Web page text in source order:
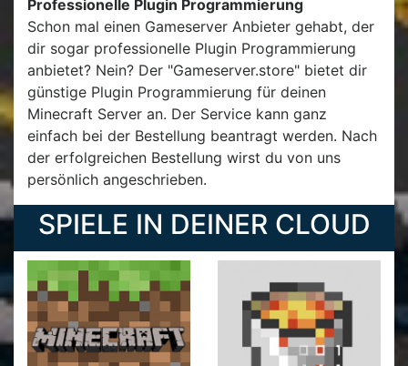
Professionelle Plugin Programmierung
Schon mal einen Gameserver Anbieter gehabt, der
dir sogar professionelle Plugin Programmierung
anbietet? Nein? Der "Gameserver.store" bietet dir
günstige Plugin Programmierung für deinen
Minecraft Server an. Der Service kann ganz
einfach bei der Bestellung beantragt werden. Nach
der erfolgreichen Bestellung wirst du von uns
persönlich angeschrieben.
SPIELE IN DEINER CLOUD